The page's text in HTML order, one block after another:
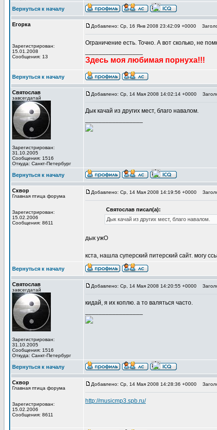
Вернуться к началу
Егорка
Зарегистрирован:
15.01.2008
Сообщения: 13
Добавлено: Ср, 16 Янв 2008 23:42:09 +0000
Ограничение есть. Точно. А вот сколько, не
Здесь моя любимая порнуха!!!
Вернуться к началу
Святослав
завсегдатай
Зарегистрирован:
31.10.2005
Сообщения: 1516
Откуда: Санкт-Петербург
Добавлено: Ср, 14 Мая 2008 14:02:14 +0000
Дык качай из других мест, благо навалом.
Вернуться к началу
Сквор
Главная птица форума
Зарегистрирован:
15.02.2006
Сообщения: 8611
Добавлено: Ср, 14 Мая 2008 14:19:56 +0000
Святослав писал(а):
Дык качай из других мест, благо навалом.
дык ужО
кста, нашла суперский питерский сайт. могу
Вернуться к началу
Святослав
завсегдатай
Зарегистрирован:
31.10.2005
Сообщения: 1516
Откуда: Санкт-Петербург
Добавлено: Ср, 14 Мая 2008 14:20:55 +0000
кидай, я их коплю. а то валяться часто.
Вернуться к началу
Сквор
Главная птица форума
Зарегистрирован:
15.02.2006
Сообщения: 8611
Добавлено: Ср, 14 Мая 2008 14:28:36 +0000
http://musicmp3.spb.ru/